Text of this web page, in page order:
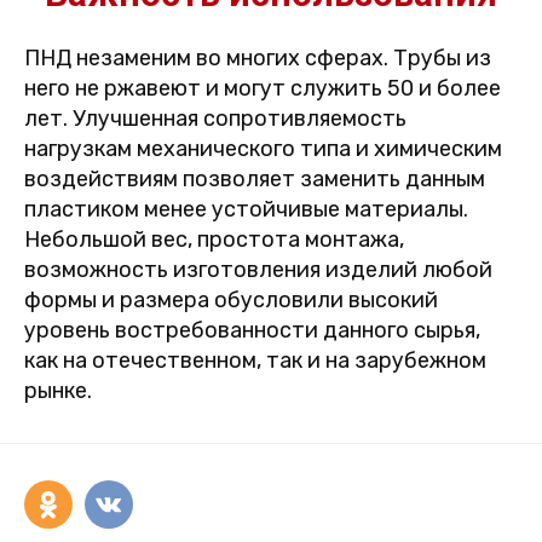
ПНД незаменим во многих сферах. Трубы из
него не ржавеют и могут служить 50 и более
лет. Улучшенная сопротивляемость
нагрузкам механического типа и химическим
воздействиям позволяет заменить данным
пластиком менее устойчивые материалы.
Небольшой вес, простота монтажа,
возможность изготовления изделий любой
формы и размера обусловили высокий
уровень востребованности данного сырья,
как на отечественном, так и на зарубежном
рынке.